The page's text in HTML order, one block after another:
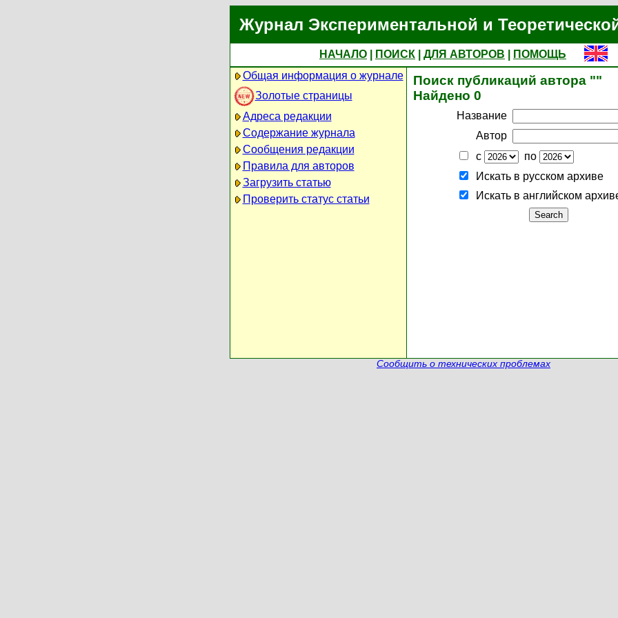
Журнал Экспериментальной и
НАЧАЛО ПОИСК ДЛЯ АВТОРОВ
ПОМОЩЬ
Общая информация о журнале
Золотые страницы
Адреса редакции
Содержание журнала
Сообщения редакции
Правила для авторов
Загрузить статью
Проверить статус статьи
Поиск публикаций автора ""
Найдено 0
Название
Автор
с
по
Искать в русском архиве
Искать в английском
Сообщить о технических проблемах